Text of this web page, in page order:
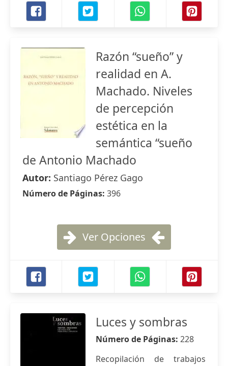
Razón “sueño” y
realidad en A.
Machado. Niveles
de percepción
estética en la
semántica “sueño
de Antonio Machado
Autor: Santiago Pérez Gago
Número de Páginas: 396
Ver Opciones
Luces y sombras
Número de Páginas: 228
Recopilación de trabajos